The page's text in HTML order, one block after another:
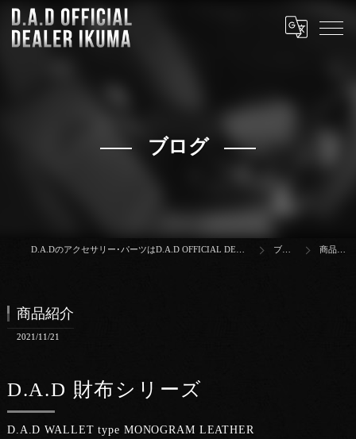
ブログ
D.A.Dのアクセサリー･パーツはD.A.D OFFICIAL DEALER IKUMA ブログ 商品紹介
商品紹介
2021/11/21
D.A.D WALLET type MONOGRAM LEATHER
D.A.D 財布シリーズ